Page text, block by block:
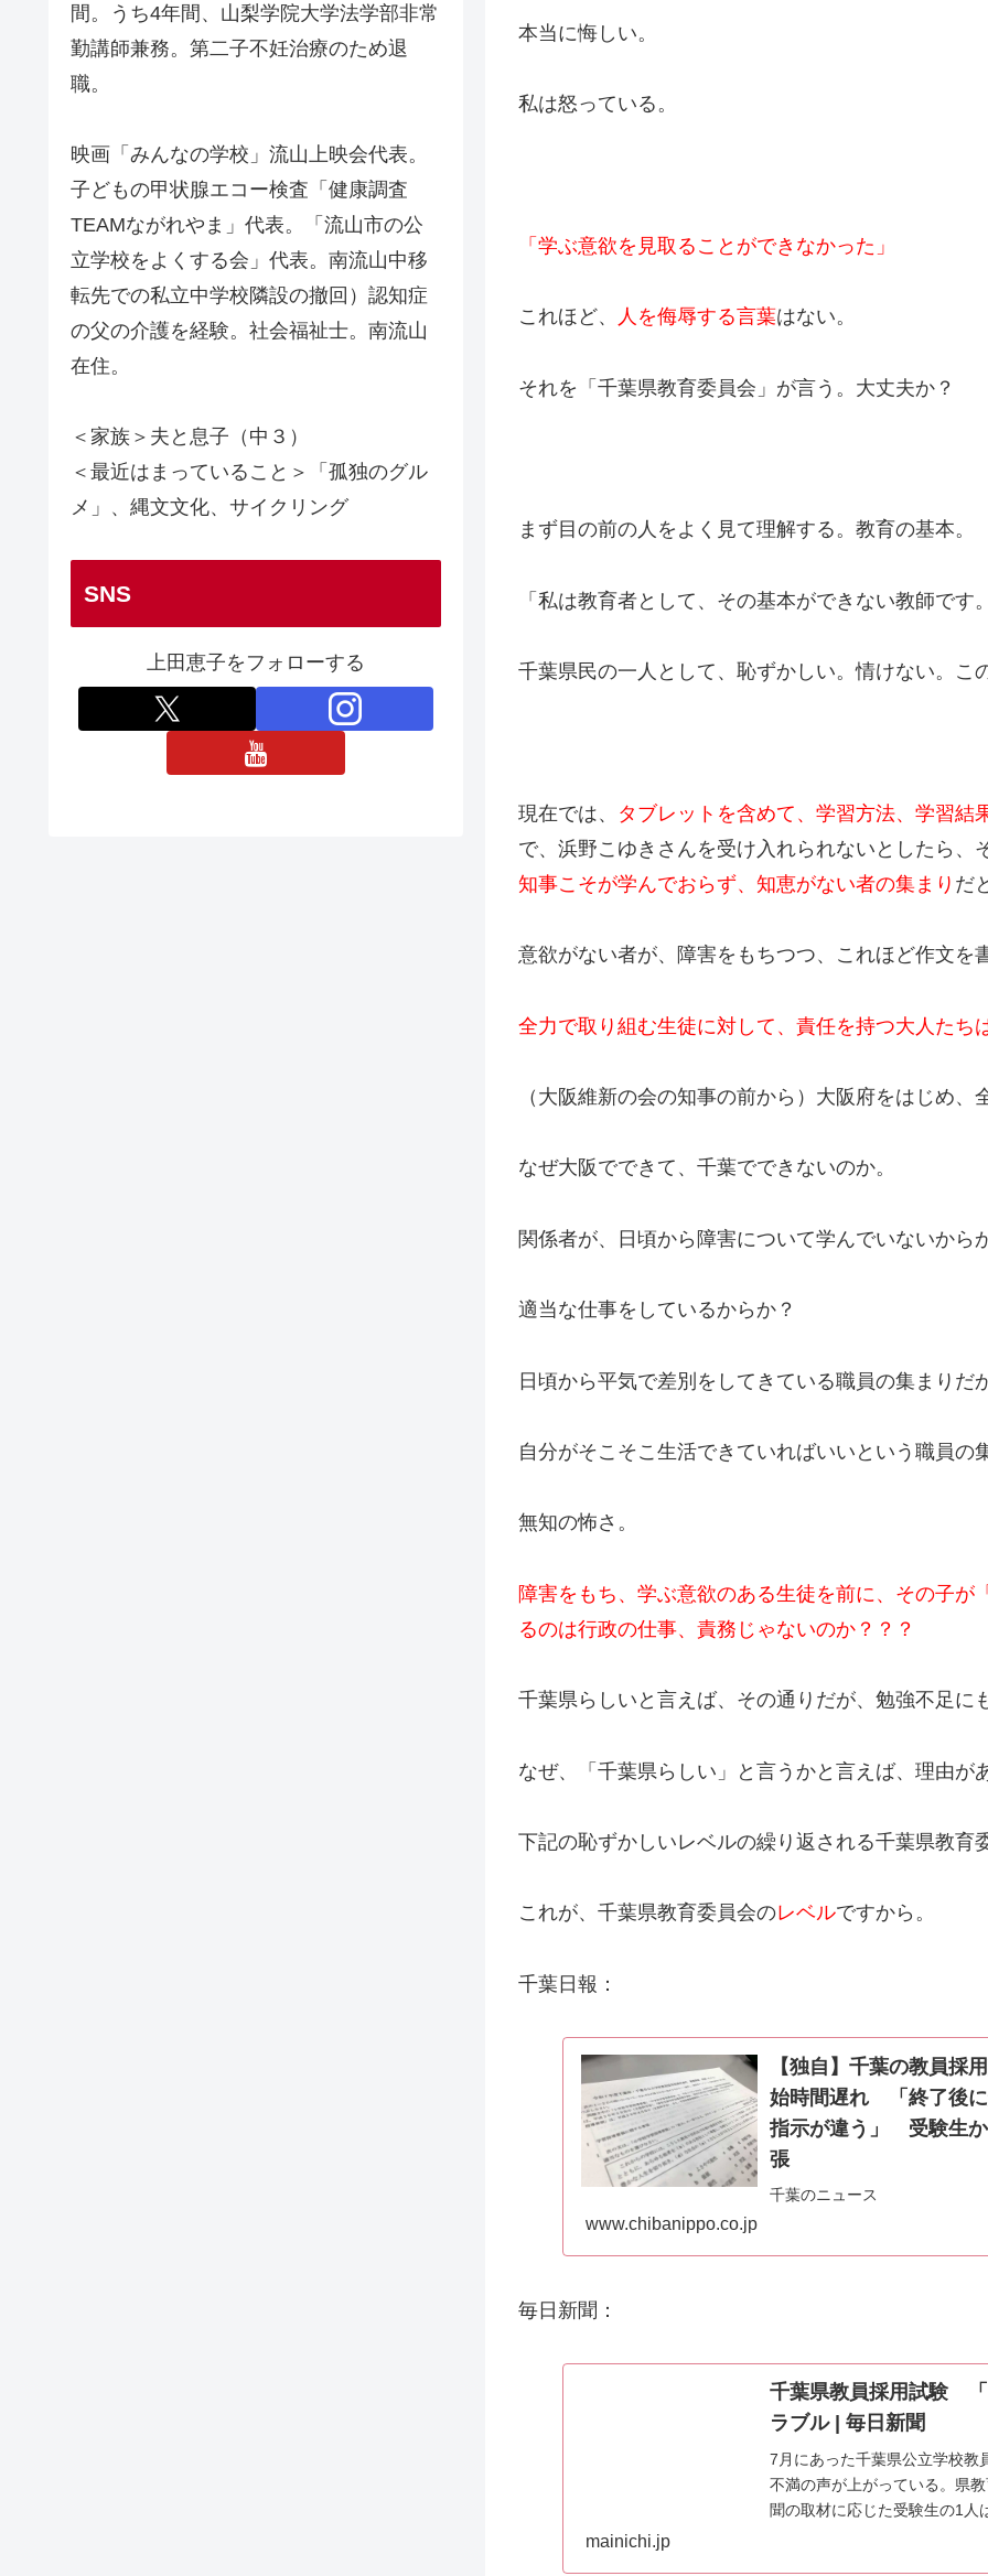
本当に悔しい。
私は怒っている。
「学ぶ意欲を見取ることができなかった」
これほど、 人を侮辱する言葉はない。
それを「千葉県教育委員会」が言う。大丈夫か？
まず目の前の人をよく見て理解する。教育の基本。
「私は教育者として、その基本ができない教師です
千葉県民の一人として、恥ずかしい。情けない。こ
現在では、 タブレットを含めて、学習方法、学習結
で、浜野こゆきさんを受け入れられないとしたら、
知事こそが学んでおらず、知恵がない者の集まり だ
意欲がない者が、障害をもちつつ、これほど作文を
全力で取り組む生徒に対して、責任を持つ大人たち
（大阪維新の会の知事の前から）大阪府をはじめ
なぜ大阪でできて、千葉でできないのか。
関係者が、日頃から障害について学んでいないから
適当な仕事をしているからか？
日頃から平気で差別をしてきている職員の集まりだ
自分がそこそこ生活できていればいいという職員の
無知の怖さ。
障害をもち、学ぶ意欲のある生徒を前に、その子が
るのは行政の仕事、責務じゃないのか？？？
千葉県らしいと言えば、その通りだが、勉強不足に
なぜ、「千葉県らしい」と言うかと言えば、理由が
下記の恥ずかしいレベルの繰り返される千葉県教育
これが、千葉県教育委員会のレベルですから。
千葉日報：
【独自】千葉の教員採
始時間遅れ 「終了後に
指示が違う」 受験生
張
千葉のニュース
www.chibanippo.co.jp
毎日新聞：
千葉県教員採用試験 「
ラブル | 毎日新聞
7月にあった千葉県公立学校教
不満の声が上がっている。県
聞の取材に応じた受験生の1人
mainichi.jp
間。うち4年間、山梨学院大学法学部非常
勤講師兼務。第二子不妊治療のため退
職。
映画「みんなの学校」流山上映会代表。
子どもの甲状腺エコー検査「健康調査
TEAMながれやま」代表。「流山市の公
立学校をよくする会」代表。南流山中移
転先での私立中学校隣設の撤回）認知症
の父の介護を経験。社会福祉士。南流山
在住。
＜家族＞夫と息子（中３）
＜最近はまっていること＞「孤独のグル
メ」、縄文文化、サイクリング
SNS
上田恵子をフォローする